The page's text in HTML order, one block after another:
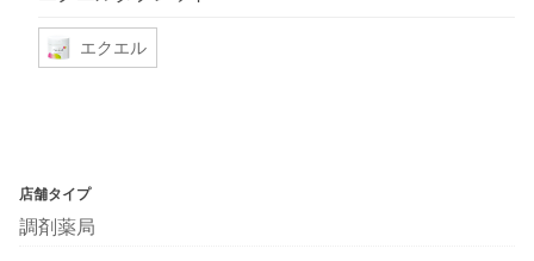
エクエル
店舗タイプ
調剤薬局